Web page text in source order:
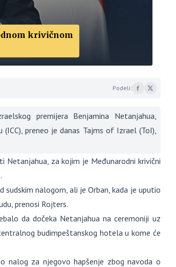
krivičnom
Podeli:
premijera Benjamina Netanjahua,
preneo je danas Tajms of Izrael (ToI),
Netanjahua, za kojim je Međunarodni krivični
sudskim nalogom, ali je Orban, kada je uputio
prenosi Rojters.
da dočeka Netanjahua na ceremoniji uz
budimpeštanskog hotela u kome će
nalog za njegovo hapšenje zbog navoda o